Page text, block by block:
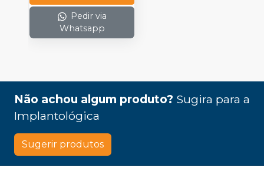
Pedir via
Whatsapp
Não achou algum produto? Sugira para a
Implantológica
Sugerir produtos